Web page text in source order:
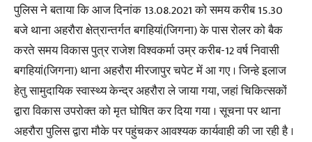
पुलिस ने बताया कि आज दिनांक 13.08.2021 को समय करीब 15.30
बजे थाना अहरौरा क्षेत्रान्तर्गत बगहियां(जिगना) के पास रोलर को बैक
करते समय विकास पुत्र राजेश विश्वकर्मा उम्र करीब-12 वर्ष निवासी
बगहियां(जिगना) थाना अहरौरा मीरजापुर चपेट में आ गए । जिन्हे इलाज
हेतु सामुदायिक स्वास्थ्य केन्द्र अहरौरा ले जाया गया, जहां चिकित्सकों
द्वारा विकास उपरोक्त को मृत घोषित कर दिया गया । सूचना पर थाना
अहरौरा पुलिस द्वारा मौके पर पहुंचकर आवश्यक कार्यवाही की जा रही है ।